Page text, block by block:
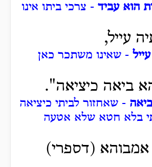
הוא עביד - צרכי ביתו אינו
עייל,
- שאינו משתכר כאן
ביאה כיציאה".
- שאחזור לביתי כיציאה
בלא חטא שלא אטעה
אמבוהא (דספרי)